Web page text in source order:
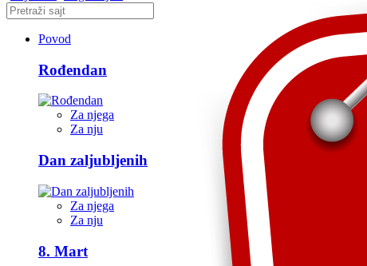
Povod
Rođendan
Za njega
Za nju
Dan zaljubljenih
Za njega
Za nju
8. Mart